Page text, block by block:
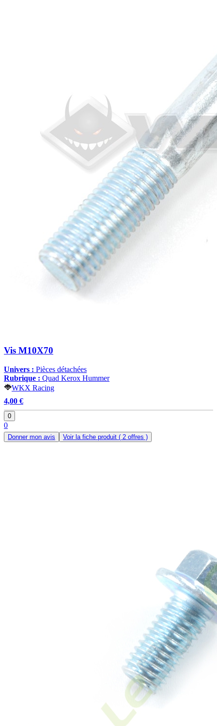
Vis M10X70
Univers : Pièces détachées
Rubrique : Quad Kerox Hummer
WKX Racing
4,00 €
0
0
Donner mon avis Voir la fiche produit ( 2 offres )